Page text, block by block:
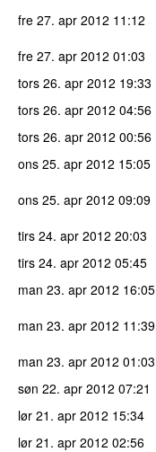
fre 27. apr 2012 11:12
fre 27. apr 2012 01:03
tors 26. apr 2012 19:33
tors 26. apr 2012 04:56
tors 26. apr 2012 00:56
ons 25. apr 2012 15:05
ons 25. apr 2012 09:09
tirs 24. apr 2012 20:03
tirs 24. apr 2012 05:45
man 23. apr 2012 16:05
man 23. apr 2012 11:39
man 23. apr 2012 01:03
søn 22. apr 2012 07:21
lør 21. apr 2012 15:34
lør 21. apr 2012 02:56